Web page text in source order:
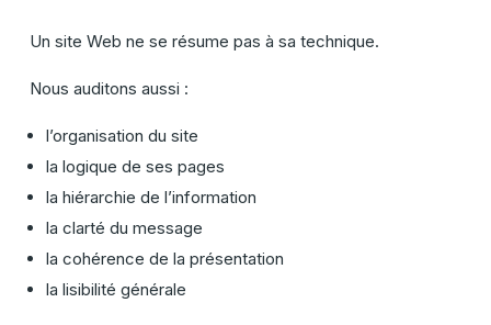
Un site Web ne se résume pas à sa technique.
Nous auditons aussi :
l’organisation du site
la logique de ses pages
la hiérarchie de l’information
la clarté du message
la cohérence de la présentation
la lisibilité générale